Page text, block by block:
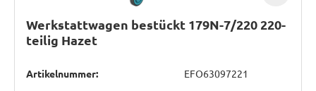
Werkstattwagen bestückt 179N-7/220 220-
teilig Hazet
Artikelnummer: EFO63097221